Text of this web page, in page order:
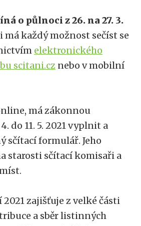
o půlnoci z 26. na 27. 3.
má každý možnost sečíst se
elektronického
scitani.cz nebo v mobilní
má zákonnou
do 11. 5. 2021 vyplnit a
sčítací formulář. Jeho
starosti sčítací komisaři a
zajišťuje z velké části
a sběr listinných